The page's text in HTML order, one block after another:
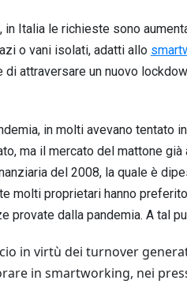
Italia le richieste sono
o vani isolati, adatti allo
attraversare un nuovo
in molti avevano tentato
ma il mercato del mattone
del 2008, la quale è
molti proprietari hanno
provate dalla pandemia. A tal
in virtù dei turnover
in smartworking, nei